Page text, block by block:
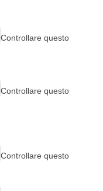
Controllare questo
Controllare questo
Controllare questo